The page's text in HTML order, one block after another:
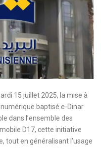
15 juillet 2025, la mise à
baptisé e-Dinar
dans l’ensemble des
D17, cette initiative
tout en généralisant l’usage